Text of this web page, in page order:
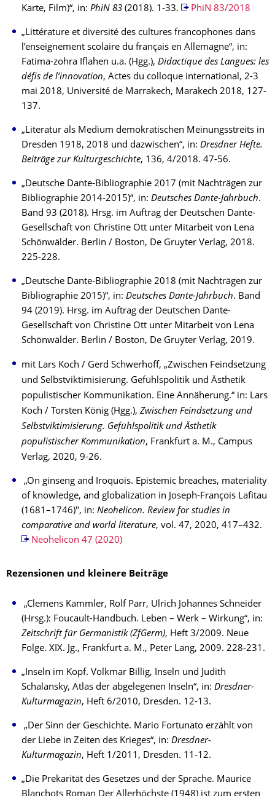
Karte, Film)“, in: PhiN 83 (2018). 1-33. PhiN 83/2018
„Littérature et diversité des cultures francophones dans
l’enseignement scolaire du français en Allemagne“, in:
Fatima-zohra Iflahen u.a. (Hgg.), Didactique des Langues: les
défis de l’innovation, Actes du colloque international, 2-3
mai 2018, Université de Marrakech, Marakech 2018, 127-
137.
„Literatur als Medium demokratischen Meinungsstreits in
Dresden 1918, 2018 und dazwischen“, in: Dresdner Hefte.
Beiträge zur Kulturgeschichte, 136, 4/2018. 47-56.
„Deutsche Dante-Bibliographie 2017 (mit Nachträgen zur
Bibliographie 2014-2015)“, in: Deutsches Dante-Jahrbuch.
Band 93 (2018). Hrsg. im Auftrag der Deutschen Dante-
Gesellschaft von Christine Ott unter Mitarbeit von Lena
Schönwälder. Berlin / Boston, De Gruyter Verlag, 2018.
225-228.
„Deutsche Dante-Bibliographie 2018 (mit Nachträgen zur
Bibliographie 2015)“, in: Deutsches Dante-Jahrbuch. Band
94 (2019). Hrsg. im Auftrag der Deutschen Dante-
Gesellschaft von Christine Ott unter Mitarbeit von Lena
Schönwälder. Berlin / Boston, De Gruyter Verlag, 2019.
mit Lars Koch / Gerd Schwerhoff, „Zwischen Feindsetzung
und Selbstviktimisierung. Gefühlspolitik und Ästhetik
populistischer Kommunikation. Eine Annäherung.“ in: Lars
Koch / Torsten König (Hgg.), Zwischen Feindsetzung und
Selbstviktimisierung. Gefühlspolitik und Ästhetik
populistischer Kommunikation, Frankfurt a. M., Campus
Verlag, 2020, 9-26.
„On ginseng and Iroquois. Epistemic breaches, materiality
of knowledge, and globalization in Joseph-François Lafitau
(1681–1746)", in: Neohelicon. Review for studies in
comparative and world literature, vol. 47, 2020, 417–432.
Neohelicon 47 (2020)
Rezensionen und kleinere Beiträge
„Clemens Kammler, Rolf Parr, Ulrich Johannes Schneider
(Hrsg.): Foucault-Handbuch. Leben – Werk – Wirkung“, in:
Zeitschrift für Germanistik (ZfGerm), Heft 3/2009. Neue
Folge. XIX. Jg., Frankfurt a. M., Peter Lang, 2009. 228-231.
„Inseln im Kopf. Volkmar Billig, Inseln und Judith
Schalansky, Atlas der abgelegenen Inseln“, in: Dresdner-
Kulturmagazin, Heft 6/2010, Dresden. 12-13.
„Der Sinn der Geschichte. Mario Fortunato erzählt von
der Liebe in Zeiten des Krieges“, in: Dresdner-
Kulturmagazin, Heft 1/2011, Dresden. 11-12.
„Die Prekarität des Gesetzes und der Sprache. Maurice
Blanchots Roman Der Allerhöchste (1948) ist zum ersten